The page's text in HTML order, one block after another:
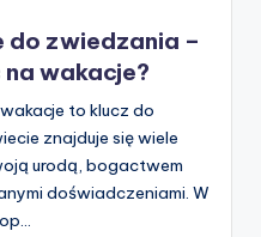
do zwiedzania –
wakacje?
to klucz do
znajduje się wiele
urodą, bogactwem
doświadczeniami. W